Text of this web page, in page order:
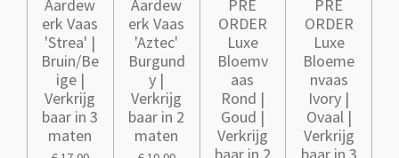
Aardew
erk Vaas
'Strea' |
Bruin/Be
ige |
Verkrijg
baar in 3
maten
Aardew
erk Vaas
'Aztec'
Burgund
y |
Verkrijg
baar in 2
maten
PRE
ORDER
Luxe
Bloemv
aas
Rond |
Goud |
Verkrijg
baar in 2
PRE
ORDER
Luxe
Bloeme
nvaas
Ivory |
Ovaal |
Verkrijg
baar in 3